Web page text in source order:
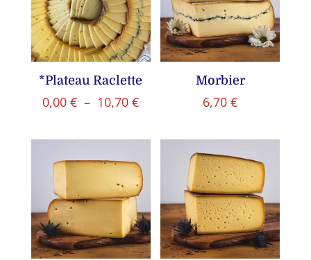
*Plateau Raclette
0,00€ – 10,70€Plage
prix :
à
10,70 €
Morbier
6,70€